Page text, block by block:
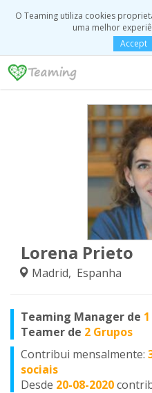
O Teaming utiliza cookies
uma melhor
Accept
Lorena Prieto
Madrid, Espanha
Teaming Manager de
Teamer de 2 Grupos
Contribui mensalmente:
sociais
Desde 20-08-2020